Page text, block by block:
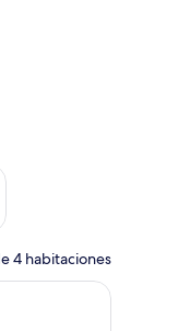
fin de semana
4 habitaciones
grande con vistas al
mesa, sillas y una